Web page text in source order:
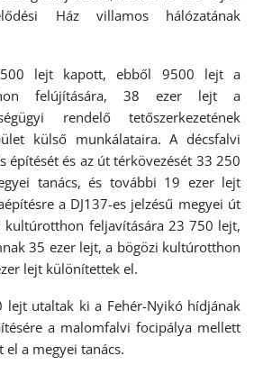
Ház villamos hálózatának
lejt kapott, ebből 9500 lejt a
felújítására, 38 ezer lejt a
rendelő tetőszerkezetének
külső munkálataira. A décsfalvi
és az út térkövezését 33 250
tanács, és további 19 ezer lejt
a DJ137-es jelzésű megyei út
kultúrotthon feljavítására 23 750 lejt,
35 ezer lejt, a bögözi kultúrotthon
lejt különítettek el.
lejt utaltak ki a Fehér-Nyikó hídjának
a malomfalvi focipálya mellett
a megyei tanács.